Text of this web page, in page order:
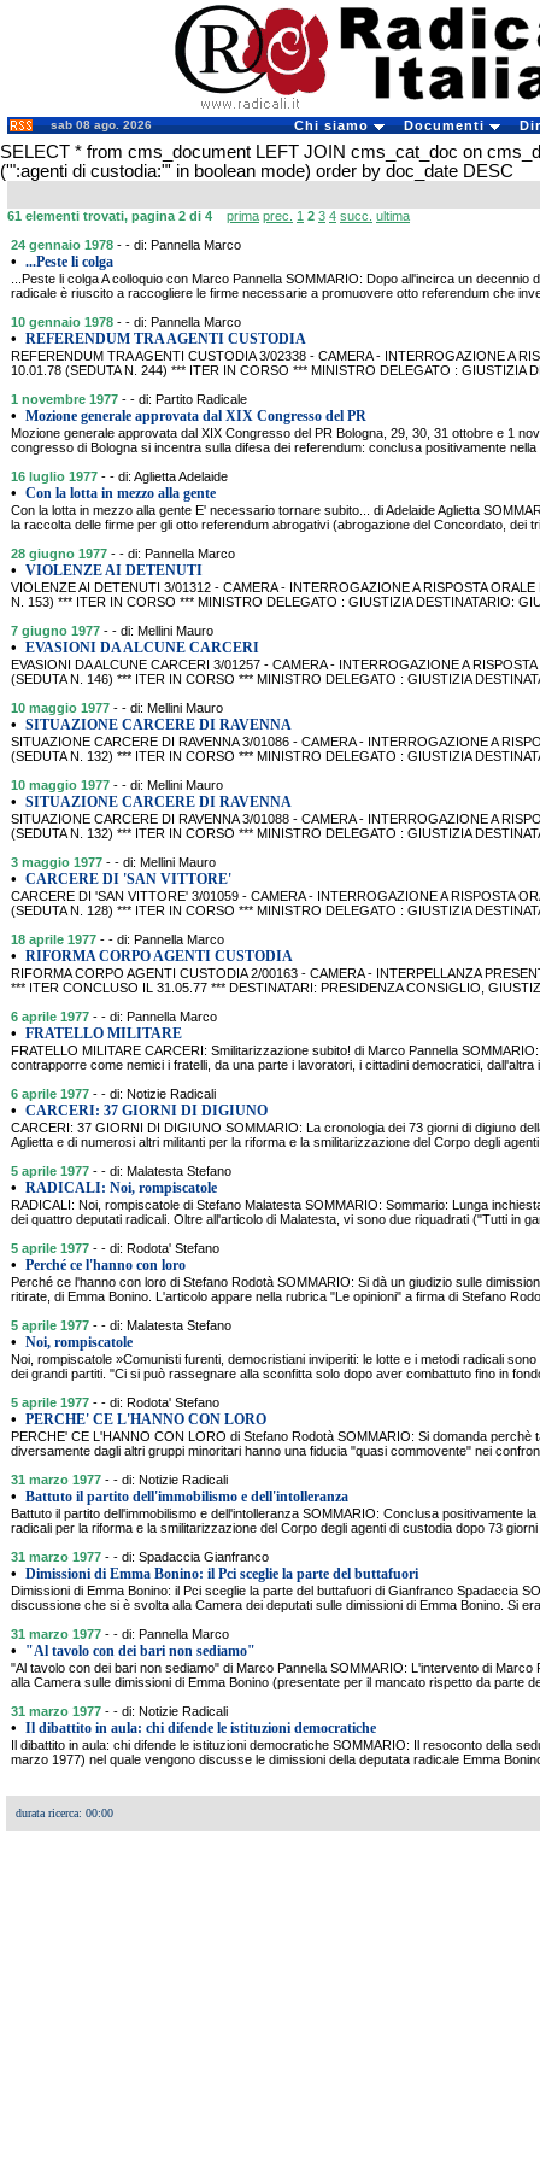
sab 08 ago. 2026 Chi siamo Documenti
SELECT * from cms_document LEFT JOIN cms_cat_doc on
('":agenti di custodia:"' in boolean mode) order by doc_date DESC
61 elementi trovati, pagina 2 di 4 prima prec. 1 2 3 4 succ. ultima
24 gennaio 1978 - - di: Pannella Marco
• ...Peste li colga
...Peste li colga A colloquio con Marco Pannella SOMMARIO: Dopo all'incirca un decennio
radicale è riuscito a raccogliere le firme necessarie a promuovere otto referendum che
10 gennaio 1978 - - di: Pannella Marco
• REFERENDUM TRA AGENTI CUSTODIA
REFERENDUM TRA AGENTI CUSTODIA 3/02338 - CAMERA - INTERROGAZIONE A
10.01.78 (SEDUTA N. 244) *** ITER IN CORSO *** MINISTRO DELEGATO : GIUSTIZIA
1 novembre 1977 - - di: Partito Radicale
• Mozione generale approvata dal XIX Congresso del PR
Mozione generale approvata dal XIX Congresso del PR Bologna, 29, 30, 31 ottobre e 1
congresso di Bologna si incentra sulla difesa dei referendum: conclusa positivamente
16 luglio 1977 - - di: Aglietta Adelaide
• Con la lotta in mezzo alla gente
Con la lotta in mezzo alla gente E' necessario tornare subito... di Adelaide Aglietta
la raccolta delle firme per gli otto referendum abrogativi (abrogazione del Concordato, dei
28 giugno 1977 - - di: Pannella Marco
• VIOLENZE AI DETENUTI
VIOLENZE AI DETENUTI 3/01312 - CAMERA - INTERROGAZIONE A RISPOSTA
N. 153) *** ITER IN CORSO *** MINISTRO DELEGATO : GIUSTIZIA DESTINATARIO:
7 giugno 1977 - - di: Mellini Mauro
• EVASIONI DA ALCUNE CARCERI
EVASIONI DA ALCUNE CARCERI 3/01257 - CAMERA - INTERROGAZIONE A
(SEDUTA N. 146) *** ITER IN CORSO *** MINISTRO DELEGATO : GIUSTIZIA
10 maggio 1977 - - di: Mellini Mauro
• SITUAZIONE CARCERE DI RAVENNA
SITUAZIONE CARCERE DI RAVENNA 3/01086 - CAMERA - INTERROGAZIONE A
(SEDUTA N. 132) *** ITER IN CORSO *** MINISTRO DELEGATO : GIUSTIZIA
10 maggio 1977 - - di: Mellini Mauro
• SITUAZIONE CARCERE DI RAVENNA
SITUAZIONE CARCERE DI RAVENNA 3/01088 - CAMERA - INTERROGAZIONE A
(SEDUTA N. 132) *** ITER IN CORSO *** MINISTRO DELEGATO : GIUSTIZIA
3 maggio 1977 - - di: Mellini Mauro
• CARCERE DI 'SAN VITTORE'
CARCERE DI 'SAN VITTORE' 3/01059 - CAMERA - INTERROGAZIONE A RISPOSTA
(SEDUTA N. 128) *** ITER IN CORSO *** MINISTRO DELEGATO : GIUSTIZIA
18 aprile 1977 - - di: Pannella Marco
• RIFORMA CORPO AGENTI CUSTODIA
RIFORMA CORPO AGENTI CUSTODIA 2/00163 - CAMERA - INTERPELLANZA
*** ITER CONCLUSO IL 31.05.77 *** DESTINATARI: PRESIDENZA CONSIGLIO,
6 aprile 1977 - - di: Pannella Marco
• FRATELLO MILITARE
FRATELLO MILITARE CARCERI: Smilitarizzazione subito! di Marco Pannella
contrapporre come nemici i fratelli, da una parte i lavoratori, i cittadini democratici, dall'altra
6 aprile 1977 - - di: Notizie Radicali
• CARCERI: 37 GIORNI DI DIGIUNO
CARCERI: 37 GIORNI DI DIGIUNO SOMMARIO: La cronologia dei 73 giorni di digiuno
Aglietta e di numerosi altri militanti per la riforma e la smilitarizzazione del Corpo degli
5 aprile 1977 - - di: Malatesta Stefano
• RADICALI: Noi, rompiscatole
RADICALI: Noi, rompiscatole di Stefano Malatesta SOMMARIO: Sommario: Lunga
dei quattro deputati radicali. Oltre all'articolo di Malatesta, vi sono due riquadrati ("Tutti in
5 aprile 1977 - - di: Rodota' Stefano
• Perché ce l'hanno con loro
Perché ce l'hanno con loro di Stefano Rodotà SOMMARIO: Si dà un giudizio sulle
ritirate, di Emma Bonino. L'articolo appare nella rubrica "Le opinioni" a firma di Stefano
5 aprile 1977 - - di: Malatesta Stefano
• Noi, rompiscatole
Noi, rompiscatole »Comunisti furenti, democristiani inviperiti: le lotte e i metodi radicali
dei grandi partiti. "Ci si può rassegnare alla sconfitta solo dopo aver combattuto fino in
5 aprile 1977 - - di: Rodota' Stefano
• PERCHE' CE L'HANNO CON LORO
PERCHE' CE L'HANNO CON LORO di Stefano Rodotà SOMMARIO: Si domanda perchè
diversamente dagli altri gruppi minoritari hanno una fiducia "quasi commovente" nei
31 marzo 1977 - - di: Notizie Radicali
• Battuto il partito dell'immobilismo e dell'intolleranza
Battuto il partito dell'immobilismo e dell'intolleranza SOMMARIO: Conclusa positivamente
radicali per la riforma e la smilitarizzazione del Corpo degli agenti di custodia dopo 73
31 marzo 1977 - - di: Spadaccia Gianfranco
• Dimissioni di Emma Bonino: il Pci sceglie la parte del buttafuori
Dimissioni di Emma Bonino: il Pci sceglie la parte del buttafuori di Gianfranco Spadaccia
discussione che si è svolta alla Camera dei deputati sulle dimissioni di Emma Bonino. Si
31 marzo 1977 - - di: Pannella Marco
• "Al tavolo con dei bari non sediamo"
"Al tavolo con dei bari non sediamo" di Marco Pannella SOMMARIO: L'intervento di Marco
alla Camera sulle dimissioni di Emma Bonino (presentate per il mancato rispetto da parte
31 marzo 1977 - - di: Notizie Radicali
• Il dibattito in aula: chi difende le istituzioni democratiche
Il dibattito in aula: chi difende le istituzioni democratiche SOMMARIO: Il resoconto della
marzo 1977) nel quale vengono discusse le dimissioni della deputata radicale Emma
durata ricerca: 00:00